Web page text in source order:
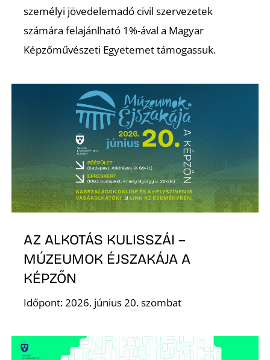
személyi jövedelemadó civil szervezetek
számára felajánlható 1%-ával a Magyar
Képzőművészeti Egyetemet támogassuk.
AZ ALKOTÁS KULISSZÁI –
MÚZEUMOK ÉJSZAKÁJA A
KÉPZŐN
Időpont: 2026. június 20. szombat